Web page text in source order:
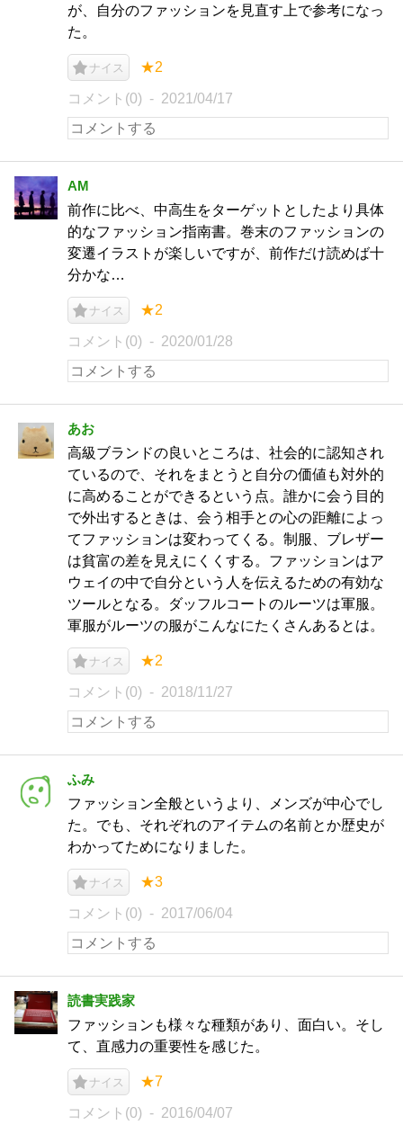
が、自分のファッションを見直す上で参考になっ
た。
ナイス ★2
コメント(0) 2021/04/17
AM
前作に比べ、中高生をターゲットとしたより具体
的なファッション指南書。巻末のファッションの
変遷イラストが楽しいですが、前作だけ読めば十
分かな…
ナイス ★2
コメント(0) 2020/01/28
あお
高級ブランドの良いところは、社会的に認知され
ているので、それをまとうと自分の価値も対外的
に高めることができるという点。誰かに会う目的
で外出するときは、会う相手との心の距離によっ
てファッションは変わってくる。制服、ブレザー
は貧富の差を見えにくくする。ファッションはア
ウェイの中で自分という人を伝えるための有効な
ツールとなる。ダッフルコートのルーツは軍服。
軍服がルーツの服がこんなにたくさんあるとは。
ナイス ★2
コメント(0) 2018/11/27
ふみ
ファッション全般というより、メンズが中心でし
た。でも、それぞれのアイテムの名前とか歴史が
わかってためになりました。
ナイス ★3
コメント(0) 2017/06/04
読書実践家
ファッションも様々な種類があり、面白い。そし
て、直感力の重要性を感じた。
ナイス ★7
コメント(0) 2016/04/07